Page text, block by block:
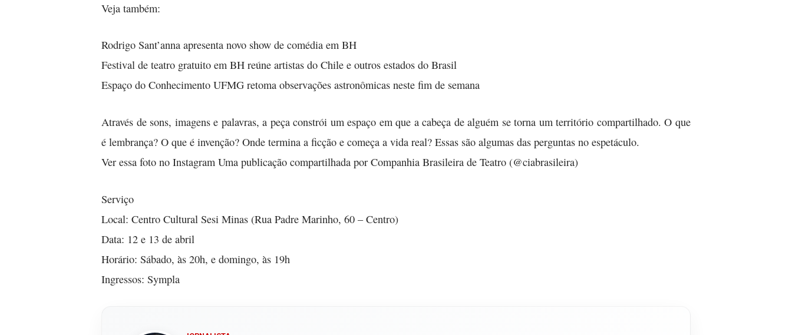
Veja também:
Rodrigo Sant’anna apresenta novo show de comédia em BH
Festival de teatro gratuito em BH reúne artistas do Chile e outros estados do Brasil
Espaço do Conhecimento UFMG retoma observações astronômicas neste fim de semana
Através de sons, imagens e palavras, a peça constrói um espaço em que a cabeça de alguém se torna um território compartilhado. O que
é lembrança? O que é invenção? Onde termina a ficção e começa a vida real? Essas são algumas das perguntas no espetáculo.
Ver essa foto no Instagram Uma publicação compartilhada por Companhia Brasileira de Teatro (@ciabrasileira)
Serviço
Local: Centro Cultural Sesi Minas (Rua Padre Marinho, 60 – Centro)
Data: 12 e 13 de abril
Horário: Sábado, às 20h, e domingo, às 19h
Ingressos: Sympla